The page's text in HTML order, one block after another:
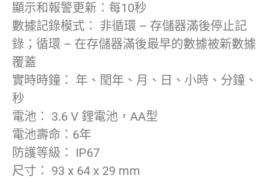
顯示和報警更新：每10秒
數據記錄模式： 非循環 – 存儲器滿後停止記
錄；循環 – 在存儲器滿後最早的數據被新數據
覆蓋
實時時鐘： 年、閏年、月、日、小時、分鐘、
秒
電池： 3.6 V 鋰電池，AA型
電池壽命：6年
防護等級： IP67
尺寸： 93 x 64 x 29 mm